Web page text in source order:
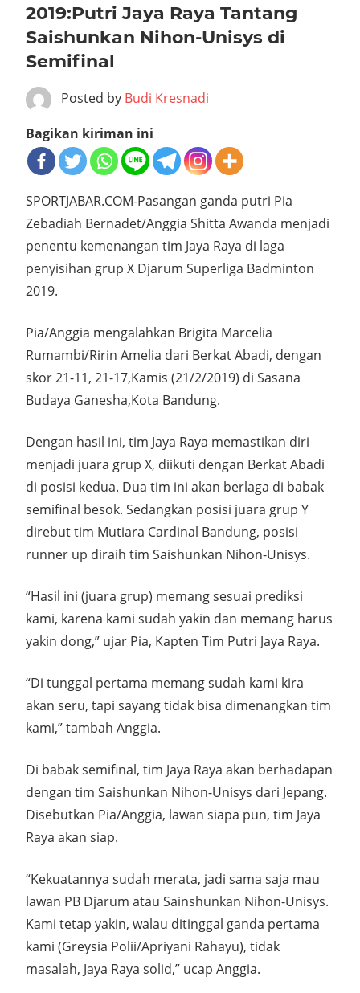
2019:Putri Jaya Raya Tantang
Saishunkan Nihon-Unisys di
Semifinal
Posted by Budi Kresnadi
Bagikan kiriman ini
SPORTJABAR.COM-Pasangan ganda putri Pia
Zebadiah Bernadet/Anggia Shitta Awanda menjadi
penentu kemenangan tim Jaya Raya di laga
penyisihan grup X Djarum Superliga Badminton
2019.
Pia/Anggia mengalahkan Brigita Marcelia
Rumambi/Ririn Amelia dari Berkat Abadi, dengan
skor 21-11, 21-17,Kamis (21/2/2019) di Sasana
Budaya Ganesha,Kota Bandung.
Dengan hasil ini, tim Jaya Raya memastikan diri
menjadi juara grup X, diikuti dengan Berkat Abadi
di posisi kedua. Dua tim ini akan berlaga di babak
semifinal besok. Sedangkan posisi juara grup Y
direbut tim Mutiara Cardinal Bandung, posisi
runner up diraih tim Saishunkan Nihon-Unisys.
“Hasil ini (juara grup) memang sesuai prediksi
kami, karena kami sudah yakin dan memang harus
yakin dong,” ujar Pia, Kapten Tim Putri Jaya Raya.
“Di tunggal pertama memang sudah kami kira
akan seru, tapi sayang tidak bisa dimenangkan tim
kami,” tambah Anggia.
Di babak semifinal, tim Jaya Raya akan berhadapan
dengan tim Saishunkan Nihon-Unisys dari Jepang.
Disebutkan Pia/Anggia, lawan siapa pun, tim Jaya
Raya akan siap.
“Kekuatannya sudah merata, jadi sama saja mau
lawan PB Djarum atau Sainshunkan Nihon-Unisys.
Kami tetap yakin, walau ditinggal ganda pertama
kami (Greysia Polii/Apriyani Rahayu), tidak
masalah, Jaya Raya solid,” ucap Anggia.